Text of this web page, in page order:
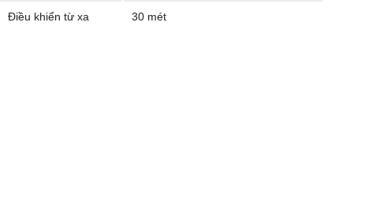
Điều khiển từ xa 30 mét